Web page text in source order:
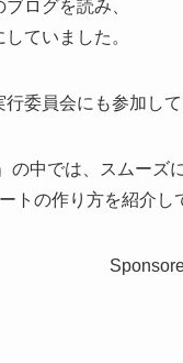
ログを読み、
ていました。
委員会にも参加して
」 の中では、スムーズ
トの作り方を紹介し